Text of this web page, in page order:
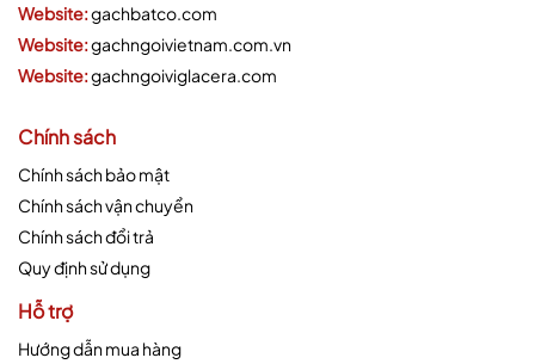
Website:gachbatco.com
Website:gachngoivietnam.com.vn
Website:gachngoiviglacera.com
Chính sách
Chính sách bảo mật
Chính sách vận chuyển
Chính sách đổi trả
Quy định sử dụng
Hỗ trợ
Hướng dẫn mua hàng